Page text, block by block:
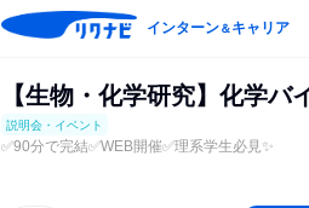
インターン＆キャリア
【生物・化学研究】化学
説明会・イベント
✅️90分で完結✅️WEB開催✅️理系学生必見✨️